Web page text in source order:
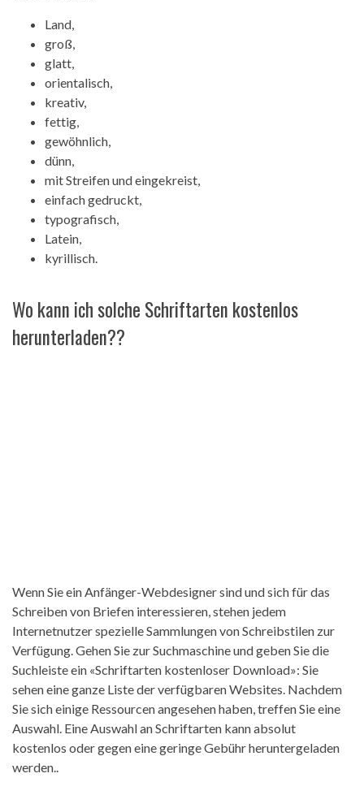
Land,
groß,
glatt,
orientalisch,
kreativ,
fettig,
gewöhnlich,
dünn,
mit Streifen und eingekreist,
einfach gedruckt,
typografisch,
Latein,
kyrillisch.
Wo kann ich solche Schriftarten kostenlos
herunterladen??
Wenn Sie ein Anfänger-Webdesigner sind und sich für das
Schreiben von Briefen interessieren, stehen jedem
Internetnutzer spezielle Sammlungen von Schreibstilen zur
Verfügung. Gehen Sie zur Suchmaschine und geben Sie die
Suchleiste ein «Schriftarten kostenloser Download»: Sie
sehen eine ganze Liste der verfügbaren Websites. Nachdem
Sie sich einige Ressourcen angesehen haben, treffen Sie eine
Auswahl. Eine Auswahl an Schriftarten kann absolut
kostenlos oder gegen eine geringe Gebühr heruntergeladen
werden..